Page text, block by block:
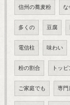
信州の蕎麦粉 な
多くの 豆腐
電信柱 味わい
粉の割合 トッ
ご家庭でも 専門